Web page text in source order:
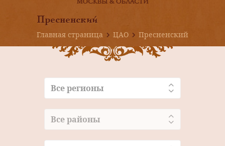
Пресненский
Главная страница
ЦАО Пресненский
Все регионы
Все районы